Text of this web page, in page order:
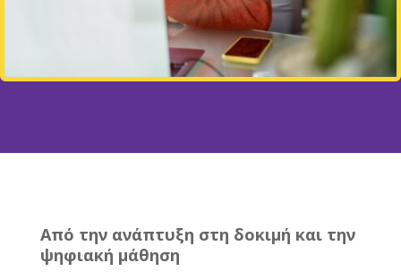
Από την ανάπτυξη στη δοκιμή και την
ψηφιακή μάθηση